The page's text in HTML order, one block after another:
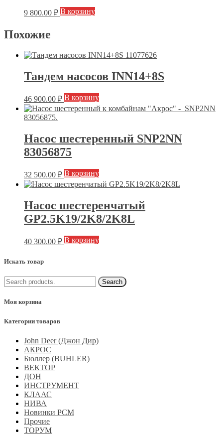
9 800.00 ₽ В корзину
Похожие
Тандем насосов INN14+8S
46 900.00 ₽ В корзину
Насос шестеренный SNP2NN
83056875
32 500.00 ₽ В корзину
Насос шестеренчатый
GP2.5K19/2K8/2K8L
40 300.00 ₽ В корзину
Искать товар
Моя корзина
Категории товаров
John Deer (Джон Дир)
АКРОС
Бюллер (BUHLER)
ВЕКТОР
ДОН
ИНСТРУМЕНТ
КЛААС
НИВА
Новинки РСМ
Прочие
ТОРУМ